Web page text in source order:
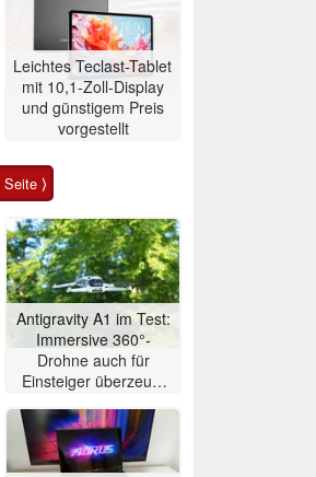
Leichtes Teclast-Tablet
mit 10,1-Zoll-Display
und günstigem Preis
vorgestellt
⟩
Antigravity A1 im Test:
Immersive 360°-
Drohne auch für
Einsteiger überzeugt